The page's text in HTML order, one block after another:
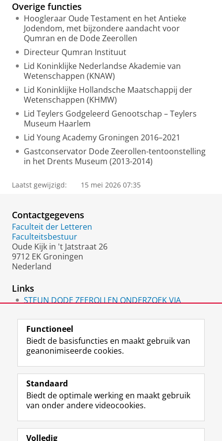
Overige functies
Hoogleraar Oude Testament en het Antieke
Jodendom, met bijzondere aandacht voor
Qumran en de Dode Zeerollen
Directeur Qumran Instituut
Lid Koninklijke Nederlandse Akademie van
Wetenschappen (KNAW)
Lid Koninklijke Hollandsche Maatschappij der
Wetenschappen (KHMW)
Lid Teylers Godgeleerd Genootschap – Teylers
Museum Haarlem
Lid Young Academy Groningen 2016–2021
Gastconservator Dode Zeerollen-tentoonstelling
in het Drents Museum (2013-2014)
Laatst gewijzigd: 15 mei 2026 07:35
Contactgegevens
Faculteit der Letteren
Faculteitsbestuur
Oude Kijk in 't Jatstraat 26
9712 EK Groningen
Nederland
Links
STEUN DODE ZEEROLLEN ONDERZOEK VIA
Volg de RUG
F
a
e
b
o
L
i
k
e
I
R
S
-
f
e
I
n
t
r
Y
o
T
e
Studiekiezers
Alumni
Functioneel
Biedt de basisfuncties en maakt gebruik van
geanonimiseerde cookies.
Standaard
Biedt de optimale werking en maakt gebruik
van onder andere videocookies.
Volledig